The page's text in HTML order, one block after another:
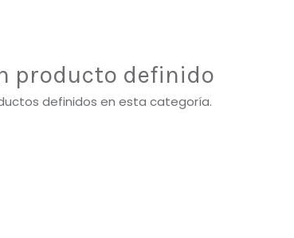
producto definido
definidos en esta categoría.